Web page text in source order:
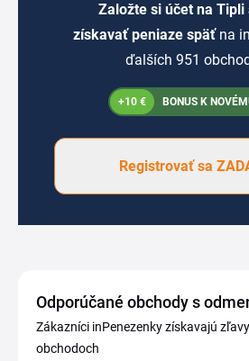
Založte si účet na Tipli
získavať peniaze späť na
ďalších 951
+10 € BONUS K
Registrovať sa
Odporúčané obchody s
Zákazníci inPenezenky získavajú
obchodoch